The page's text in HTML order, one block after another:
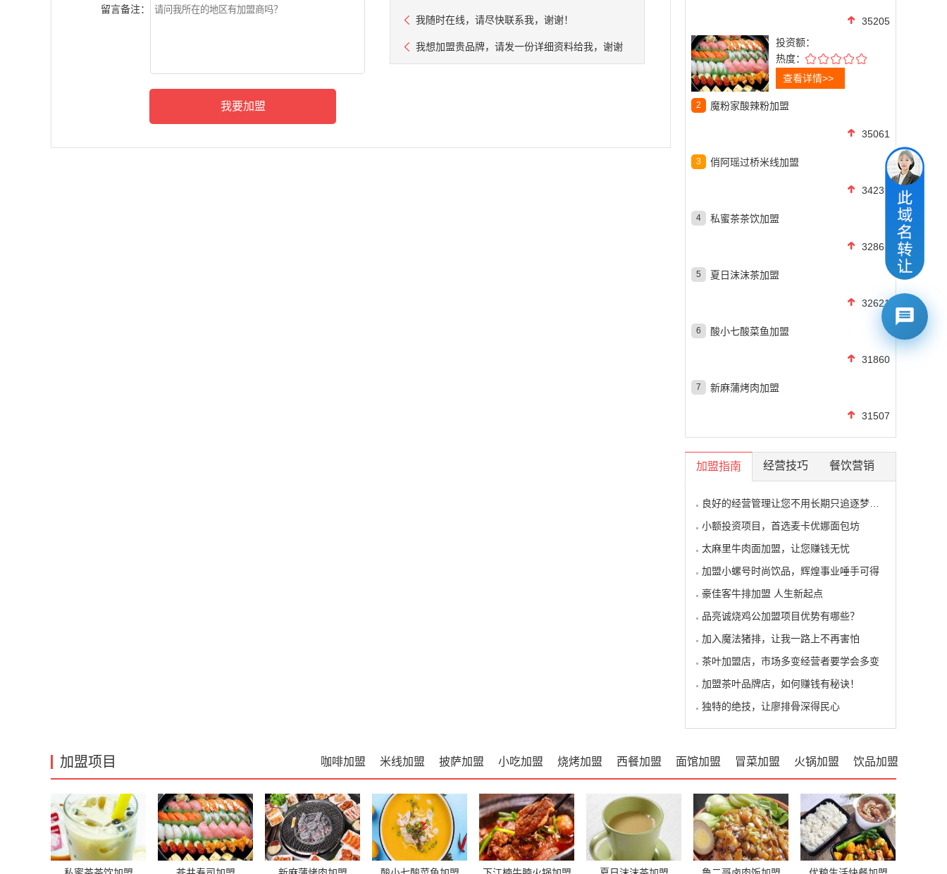
留言备注：
我随时在线，请尽快联系我，谢谢！
我想加盟贵品牌，请发一份详细资料给我，谢谢
35205
投资额：
热度：
查看详情>>
2 魔粉家酸辣粉加盟
35061
3 俏阿瑶过桥米线加盟
34232
4 私蜜茶茶饮加盟
32862
5 夏日沫沫茶加盟
32621
6 酸小七酸菜鱼加盟
31860
7 新麻蒲烤肉加盟
31507
加盟指南 经营技巧 餐饮营销
良好的经营管理让您不用长期只追逐梦想的影子
小额投资项目，首选麦卡优娜面包坊
太麻里牛肉面加盟，让您赚钱无忧
加盟小螺号时尚饮品，辉煌事业唾手可得
豪佳客牛排加盟 人生新起点
品亮诚烧鸡公加盟项目优势有哪些？
加入魔法猪排，让我一路上不再害怕
茶叶加盟店，市场多变经营者要学会多变
加盟茶叶品牌店，如何赚钱有秘诀！
独特的绝技，让廖排骨深得民心
加盟项目 饮品加盟
火锅加盟
冒菜加盟
面馆加盟
西餐加盟
烧烤加盟
小吃加盟
披萨加盟
米线加盟
咖啡加盟